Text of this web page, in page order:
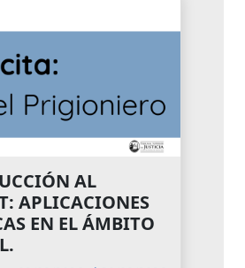
AL
APLICACIONES
EN EL ÁMBITO